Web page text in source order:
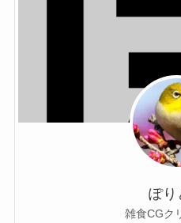
ぽり
雑食CGク